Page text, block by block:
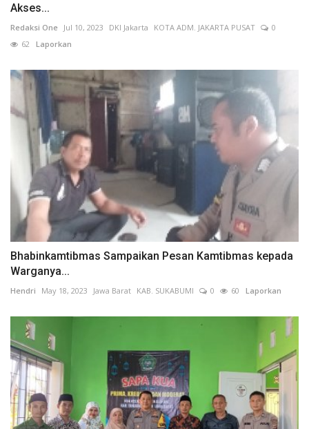
Akses...
Redaksi One Jul 10, 2023 DKI Jakarta KOTA ADM. JAKARTA PUSAT
0
62 Laporkan
Bhabinkamtibmas Sampaikan Pesan Kamtibmas kepada
Warganya...
Hendri May 18, 2023 Jawa Barat KAB. SUKABUMI 0 60 Laporkan